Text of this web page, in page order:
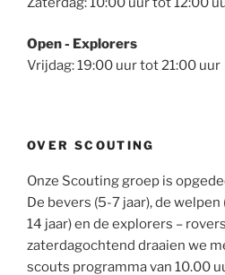
Open - Explorers
Vrijdag: 19:00 uur tot 21:00 uur
OVER SCOUTING
Onze Scouting groep is
De bevers (5-7 jaar), de welpen
14 jaar) en de explorers –
zaterdagochtend draaien we
scouts programma van 10.00